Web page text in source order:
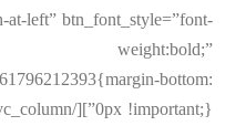
left” btn_font_style=”font-
weight:bold;”
bottom: